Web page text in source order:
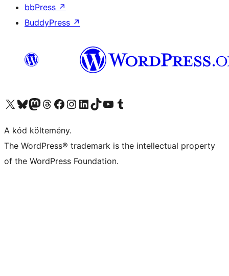
bbPress ↗
BuddyPress ↗
Visit our X (formerly Twitter) account
Visit our Bluesky account
Twitter csatornánk
Visit our Threads account
Facebook oldalunk megtekintése
Visit our Instagram account
Visit our LinkedIn account
Visit our TikTok account
Visit our YouTube channel
Visit our Tumblr account
A kód költemény.
The WordPress® trademark is the intellectual property
of the WordPress Foundation.